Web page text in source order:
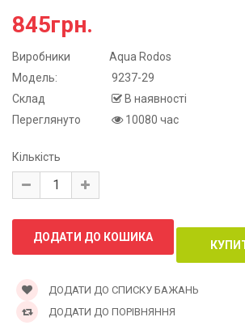
845грн.
Виробники
Aqua Rodos
Модель:
9237-29
Склад
В наявності
Переглянуто
10080 час
Кількість
ДОДАТИ ДО СПИСКУ БАЖАНЬ
ДОДАТИ ДО ПОРІВНЯННЯ